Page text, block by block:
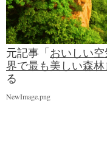
元記事「おいしい
界で最も美しい森林
る
NewImage.png